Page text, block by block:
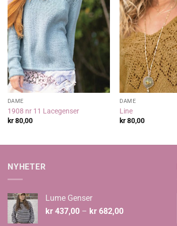
DAME
1908 nr 11 Lacegenser
kr80,00
DAME
Line
kr80,00
NYHETER
Lume Genser
kr 437,00 – kr 682,00Prisområde: